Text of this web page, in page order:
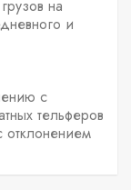
на
и
с
тельферов
отклонением